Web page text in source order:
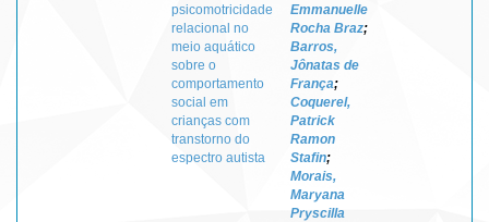
psicomotricidade
relacional no
meio aquático
sobre o
comportamento
social em
crianças com
transtorno do
espectro autista
Emmanuelle
Rocha Braz;
Barros,
Jônatas de
França;
Coquerel,
Patrick
Ramon
Stafin;
Morais,
Maryana
Pryscilla